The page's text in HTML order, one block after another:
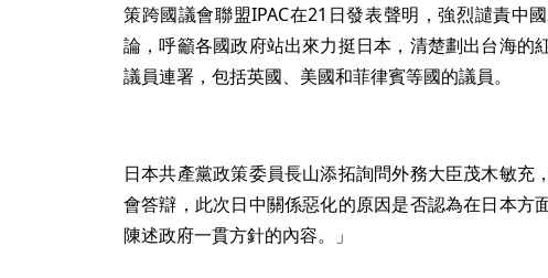
策跨國議會聯盟IPAC在21日發表聲明，強烈譴責中
論，呼籲各國政府站出來力挺日本，清楚劃出台海的
議員連署，包括英國、美國和菲律賓等國的議員。
日本共產黨政策委員長山添拓詢問外務大臣茂木敏充
會答辯，此次日中關係惡化的原因是否認為在日本方
陳述政府一貫方針的內容。」